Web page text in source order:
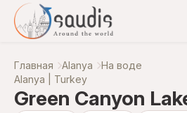
Главная Alanya На воде
Alanya | Turkey
Green Canyon